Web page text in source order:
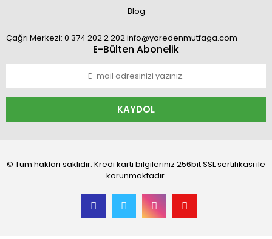
Blog
Çağrı Merkezi: 0 374 202 2 202 info@yoredenmutfaga.com
E-Bülten Abonelik
KAYDOL
© Tüm hakları saklıdır. Kredi kartı bilgileriniz 256bit SSL sertifikası ile
korunmaktadır.